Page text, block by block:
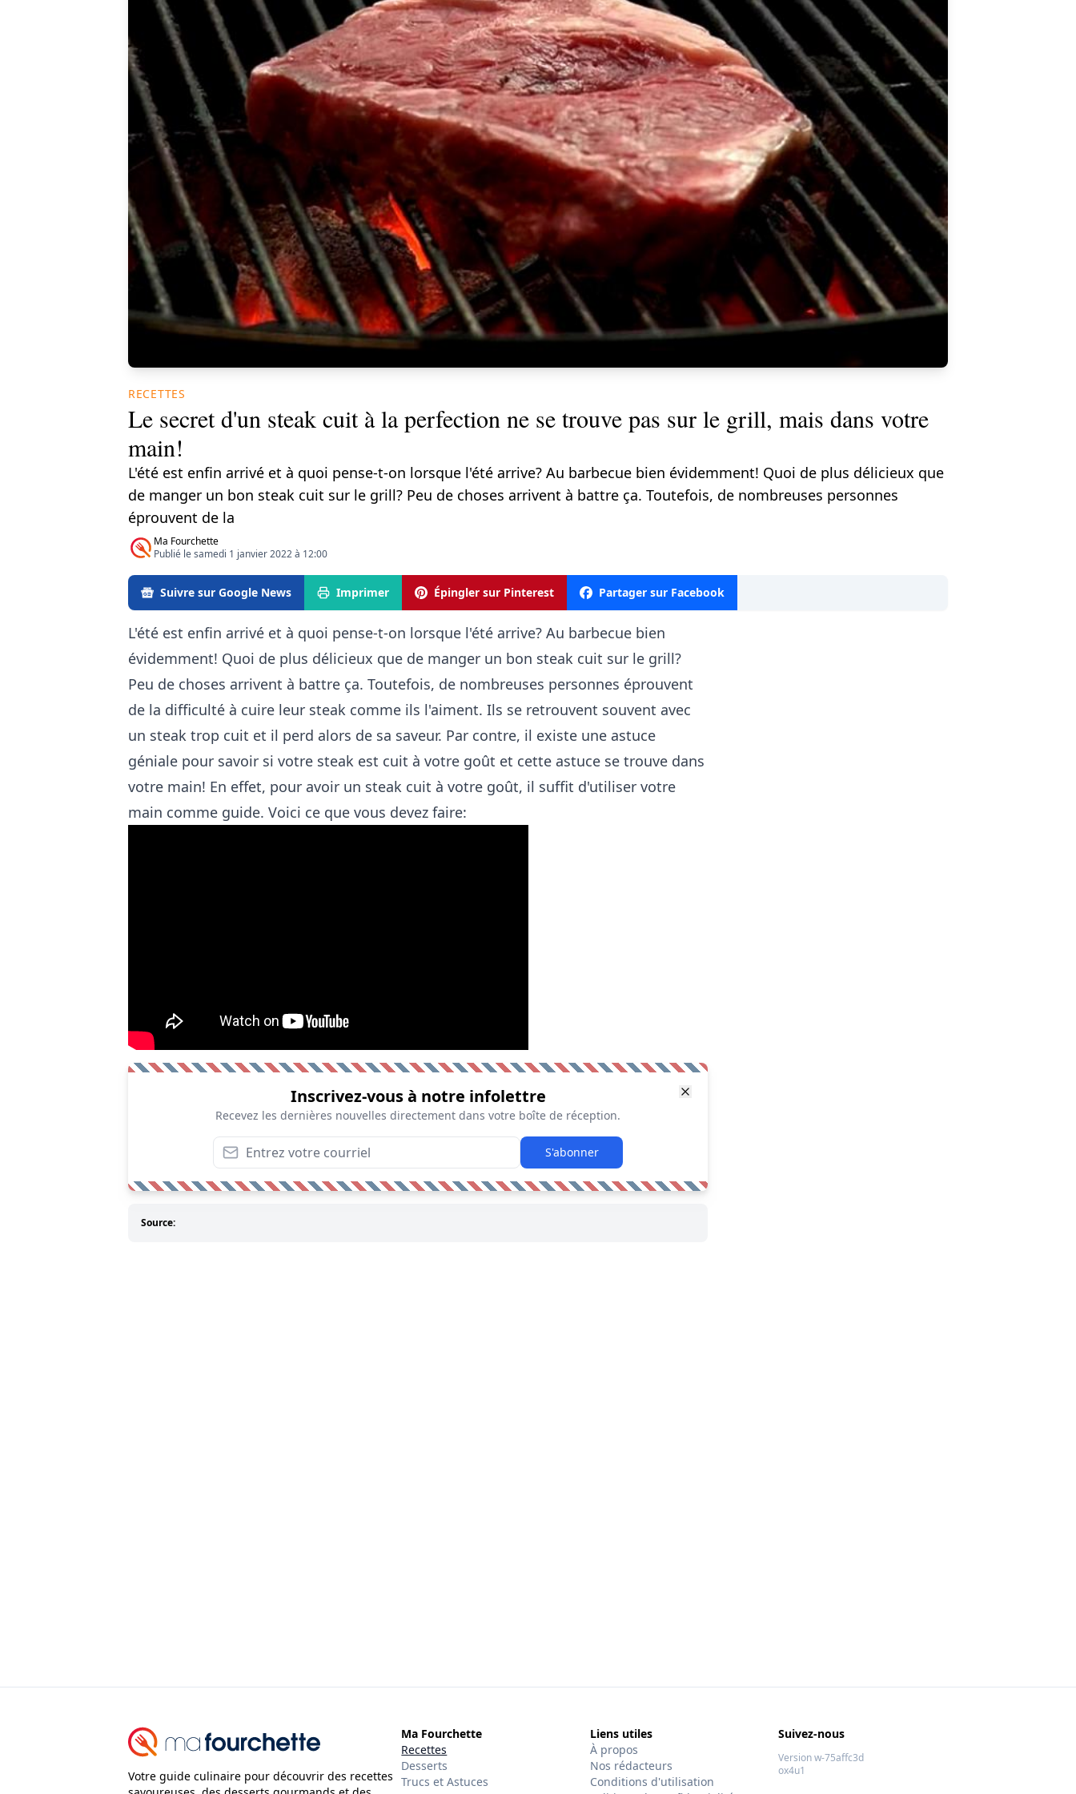
RECETTES
Le secret d'un steak cuit à la perfection ne se trouve pas sur le grill, mais dans votre
main!
L'été est enfin arrivé et à quoi pense-t-on lorsque l'été arrive? Au barbecue bien évidemment! Quoi de plus délicieux que
de manger un bon steak cuit sur le grill? Peu de choses arrivent à battre ça. Toutefois, de nombreuses personnes
éprouvent de la
Ma Fourchette
Publié le samedi 1 janvier 2022 à 12:00
Suivre sur Google News Imprimer Épingler sur Pinterest Partager sur Facebook
L'été est enfin arrivé et à quoi pense-t-on lorsque l'été arrive? Au barbecue bien
évidemment! Quoi de plus délicieux que de manger un bon steak cuit sur le grill?
Peu de choses arrivent à battre ça. Toutefois, de nombreuses personnes éprouvent
de la difficulté à cuire leur steak comme ils l'aiment. Ils se retrouvent souvent avec
un steak trop cuit et il perd alors de sa saveur. Par contre, il existe une astuce
géniale pour savoir si votre steak est cuit à votre goût et cette astuce se trouve dans
votre main! En effet, pour avoir un steak cuit à votre goût, il suffit d'utiliser votre
main comme guide. Voici ce que vous devez faire:
Inscrivez-vous à notre infolettre
Recevez les dernières nouvelles directement dans votre boîte de réception.
S'abonner
Source:
Votre guide culinaire pour découvrir des recettes
Ma Fourchette
Recettes
Desserts
Trucs et Astuces
Liens utiles
À propos
Nos rédacteurs
Conditions d'utilisation
Suivez-nous
Version w-75affc3d
ox4u1